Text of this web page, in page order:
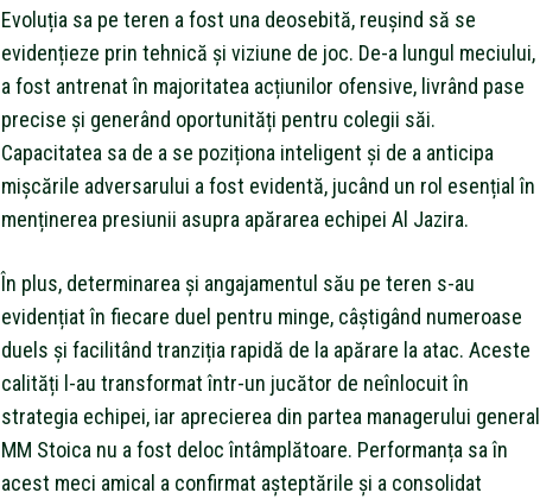
Evoluția sa pe teren a fost una deosebită, reușind să se
evidențieze prin tehnică și viziune de joc. De-a lungul meciului,
a fost antrenat în majoritatea acțiunilor ofensive, livrând pase
precise și generând oportunități pentru colegii săi.
Capacitatea sa de a se poziționa inteligent și de a anticipa
mișcările adversarului a fost evidentă, jucând un rol esențial în
menținerea presiunii asupra apărarea echipei Al Jazira.
În plus, determinarea și angajamentul său pe teren s-au
evidențiat în fiecare duel pentru minge, câștigând numeroase
duels și facilitând tranziția rapidă de la apărare la atac. Aceste
calități l-au transformat într-un jucător de neînlocuit în
strategia echipei, iar aprecierea din partea managerului general
MM Stoica nu a fost deloc întâmplătoare. Performanța sa în
acest meci amical a confirmat așteptările și a consolidat